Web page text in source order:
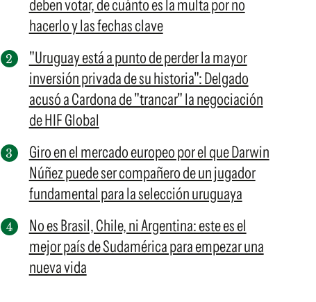
deben votar, de cuánto es la multa por no
hacerlo y las fechas clave
"Uruguay está a punto de perder la mayor
inversión privada de su historia": Delgado
acusó a Cardona de "trancar" la negociación
de HIF Global
Giro en el mercado europeo por el que Darwin
Núñez puede ser compañero de un jugador
fundamental para la selección uruguaya
No es Brasil, Chile, ni Argentina: este es el
mejor país de Sudamérica para empezar una
nueva vida